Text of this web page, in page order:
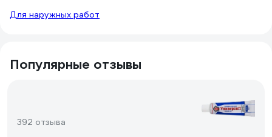
Для наружных работ
Популярные отзывы
392 отзыва